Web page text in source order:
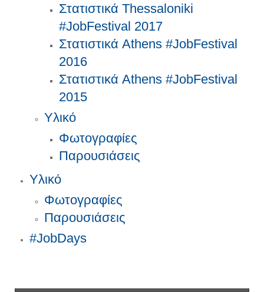
Στατιστικά Thessaloniki
#JobFestival 2017
Στατιστικά Athens #JobFestival
2016
Στατιστικά Athens #JobFestival
2015
Υλικό
Φωτογραφίες
Παρουσιάσεις
Υλικό
Φωτογραφίες
Παρουσιάσεις
#JobDays